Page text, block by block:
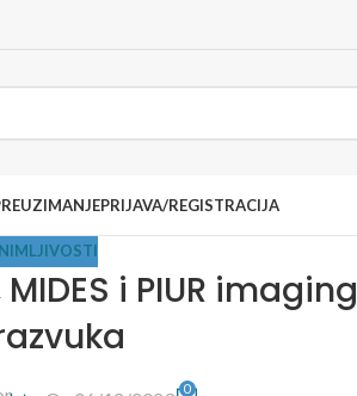
PRIJAVA/REGISTRACIJA
i PIUR
0